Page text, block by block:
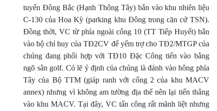
tuyến Ðông Bắc (Hạnh Thông Tây) bắn vào khu nhiên liệu
C-130 của Hoa Kỳ (parking khu Ðông trong căn cứ TSN).
Ðồng thời, VC từ phía ngoài cổng 10 (TT Tiếp Huyết) bắn
vào bộ chỉ huy của TÐ2CV để yếm trợ cho TÐ2/MTGP của
chúng đang phối hợp với TÐ10 Ðặc Công tiến vào bằng
ngõ sân golf. Có lẽ ý định của chúng là đánh vào hông phía
Tây của Bộ TTM (giáp ranh với cổng 2 của khu MACV
annex) nhưng vì không am tường địa thế nên lại tiến thẳng
vào khu MACV. Tại đây, VC tấn công rất mãnh liệt nhưng